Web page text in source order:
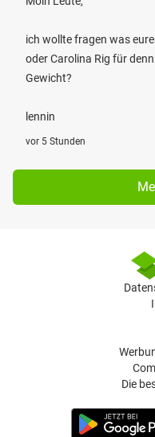
ich wollte fragen was
oder Carolina Rig für
Gewicht?
lennin
vor 5 Stunden
Die